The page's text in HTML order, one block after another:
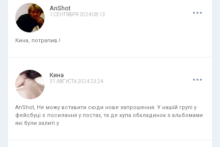
AnShot
1 СЕНТЯБРЯ 2024 08:13 ...
Кина, потрапив.!
Кина
31 АВГУСТА 2024 23:24 ...
AnShot, Не можу вставити сюди нове запрошення. У нашій групі у
фейсбуці є посилання у постах, та де купа обкладинок з альбомами
які були залиті у